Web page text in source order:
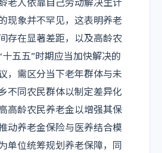
老人依靠自己劳动解决生计
现象并不罕见，这表明养老
存在显著差距，以及高龄农
五五”时期应当加快解决的
，需区分当下老年群体与未
不同农民群体以制定差异化
高龄农民养老金以增强其保
动养老金保险与医养结合模
单位统筹规划养老保障，同